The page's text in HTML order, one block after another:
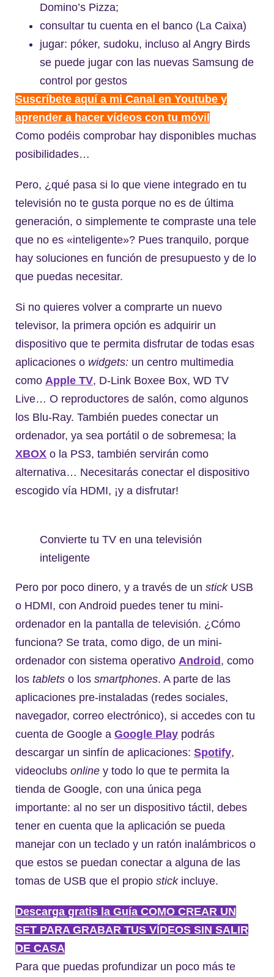
Domino’s Pizza;
consultar tu cuenta en el banco (La Caixa)
jugar: póker, sudoku, incluso al Angry Birds
se puede jugar con las nuevas Samsung de
control por gestos
Suscríbete aquí a mi Canal en Youtube y
aprender a hacer vídeos con tu móvil
Como podéis comprobar hay disponibles muchas
posibilidades…
Pero, ¿qué pasa si lo que viene integrado en tu
televisión no te gusta porque no es de última
generación, o simplemente te compraste una tele
que no es «inteligente»? Pues tranquilo, porque
hay soluciones en función de presupuesto y de lo
que puedas necesitar.
Si no quieres volver a comprarte un nuevo
televisor, la primera opción es adquirir un
dispositivo que te permita disfrutar de todas esas
aplicaciones o widgets: un centro multimedia
como Apple TV, D-Link Boxee Box, WD TV
Live… O reproductores de salón, como algunos
los Blu-Ray. También puedes conectar un
ordenador, ya sea portátil o de sobremesa; la
XBOX o la PS3, también servirán como
alternativa… Necesitarás conectar el dispositivo
escogido vía HDMI, ¡y a disfrutar!
Convierte tu TV en una televisión
inteligente
Pero por poco dinero, y a través de un stickUSB
o HDMI, con Android puedes tener tu mini-
ordenador en la pantalla de televisión. ¿Cómo
funciona? Se trata, como digo, de un mini-
ordenador con sistema operativo Android, como
los tablets o los smartphones. A parte de las
aplicaciones pre-instaladas (redes sociales,
navegador, correo electrónico), si accedes con tu
cuenta de Google a Google Play podrás
descargar un sinfín de aplicaciones: Spotify,
videoclubs online y todo lo que te permita la
tienda de Google, con una única pega
importante: al no ser un dispositivo táctil, debes
tener en cuenta que la aplicación se pueda
manejar con un teclado y un ratón inalámbricos o
que estos se puedan conectar a alguna de las
tomas de USB que el propio stickincluye.
Descarga gratis la Guía COMO CREAR UN
SET PARA GRABAR TUS VÍDEOS SIN SALIR
DE CASA
Para que puedas profundizar un poco más te